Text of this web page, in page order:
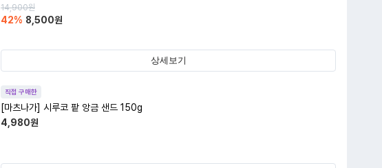
14,900원
42% 8,500원
상세보기
직접 구매한
[마츠나가] 시루코 팥 앙금 샌드 150g
4,980원